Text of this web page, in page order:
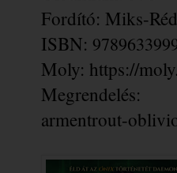
Fordító: Miks-
ISBN:
Moly: https://
Megrendelés:
armentrout-